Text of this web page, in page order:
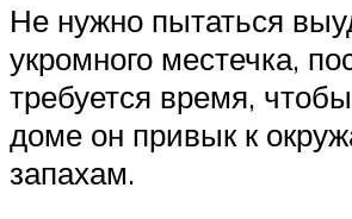
Не нужно пытаться
укромного местечка,
требуется время,
доме он привык к
запахам.